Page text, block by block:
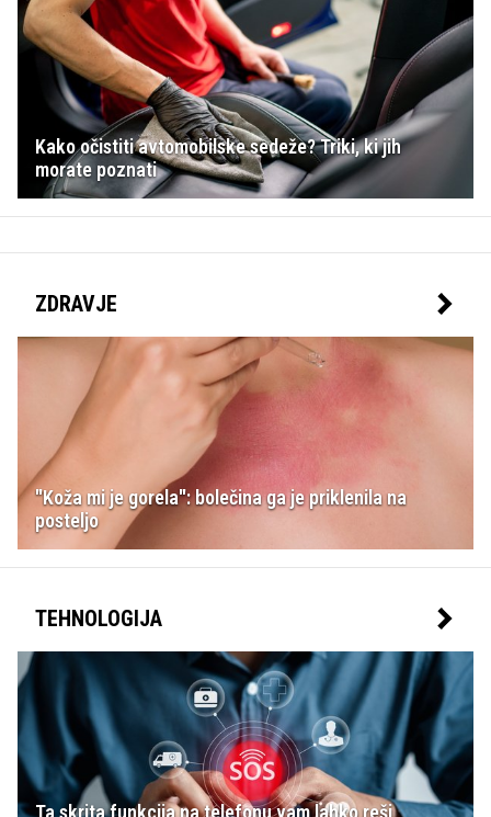
Kako očistiti avtomobilske sedeže? Triki, ki jih
morate poznati
ZDRAVJE
"Koža mi je gorela": bolečina ga je priklenila na
posteljo
TEHNOLOGIJA